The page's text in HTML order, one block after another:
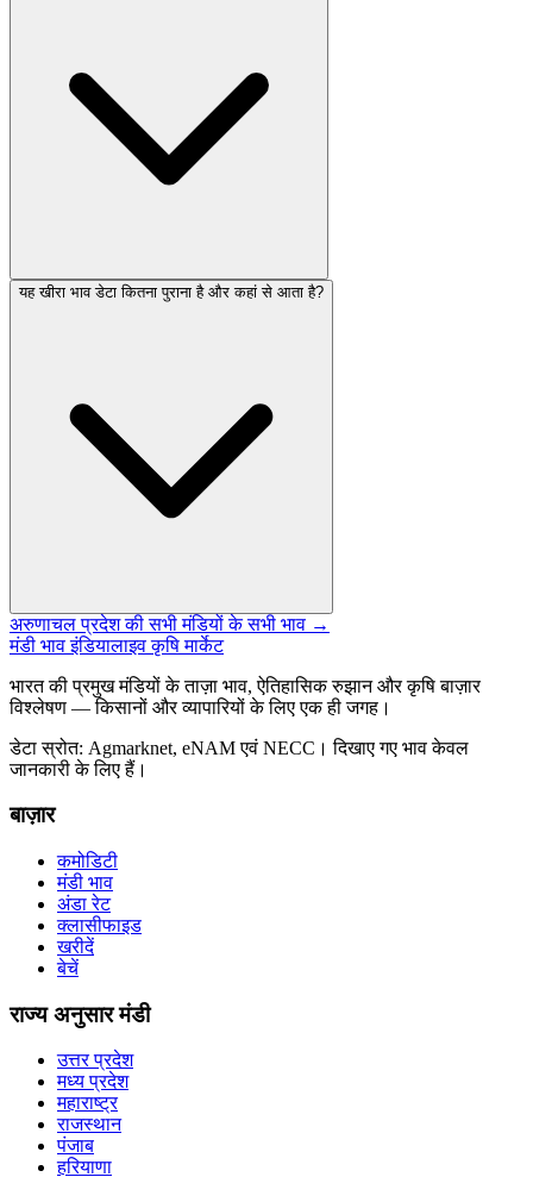
यह खीरा भाव डेटा कितना पुराना है और कहां से आता है?
अरुणाचल प्रदेश की सभी मंडियों के सभी भाव →
मंडी भाव इंडियालाइव कृषि मार्केट
भारत की प्रमुख मंडियों के ताज़ा भाव, ऐतिहासिक रुझान और कृषि बाज़ार
विश्लेषण — किसानों और व्यापारियों के लिए एक ही जगह।
डेटा स्रोत: Agmarknet, eNAM एवं NECC। दिखाए गए भाव केवल
जानकारी के लिए हैं।
बाज़ार
कमोडिटी
मंडी भाव
अंडा रेट
क्लासीफाइड
खरीदें
बेचें
राज्य अनुसार मंडी
उत्तर प्रदेश
मध्य प्रदेश
महाराष्ट्र
राजस्थान
पंजाब
हरियाणा